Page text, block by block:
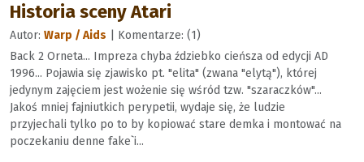
Historia sceny Atari
Autor: Warp / Aids | Komentarze: (1)
Back 2 Orneta... Impreza chyba ździebko cieńsza od edycji AD
1996... Pojawia się zjawisko pt. "elita" (zwana "elytą"), której
jedynym zajęciem jest wożenie się wśród tzw. "szaraczków"...
Jakoś mniej fajniutkich perypetii, wydaje się, że ludzie
przyjechali tylko po to by kopiować stare demka i montować na
poczekaniu denne fake`i...